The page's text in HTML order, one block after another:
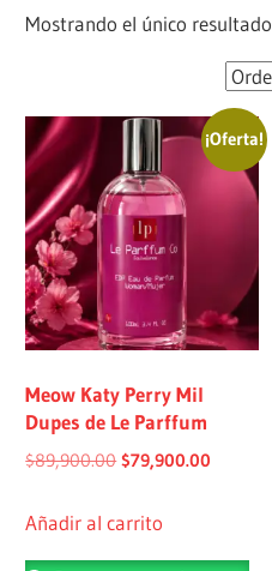
Mostrando el único resultado
¡Oferta!
Meow Katy Perry Mil
Dupes de Le Parffum
$89,900.00 $79,900.00
Añadir al carrito